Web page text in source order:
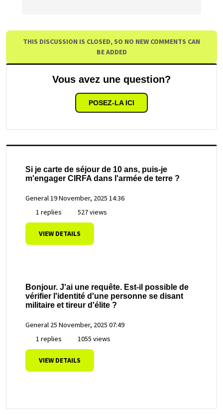
THIS DISCUSSION IS CLOSED, SO NO NEW COMMENTS CAN
BE ADDED
Vous avez une question?
POSEZ-LA ICI
Si je carte de séjour de 10 ans, puis-je
m'engager CIRFA dans l'armée de terre ?
General19 November, 2025 14:36
1 replies
527 views
VIEW DETAILS
Bonjour. J'ai une requête. Est-il possible de
vérifier l'identité d'une personne se disant
militaire et tireur d'élite ?
General 25 November, 2025 07:49
1 replies
1055 views
VIEW DETAILS